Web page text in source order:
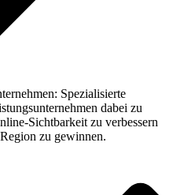
Spezialisierte
dabei zu
Sichtbarkeit zu verbessern
zu gewinnen.